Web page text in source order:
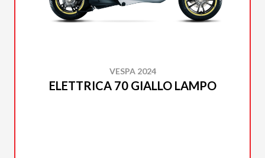
VESPA 2024
ELETTRICA 70 GIALLO LAMPO